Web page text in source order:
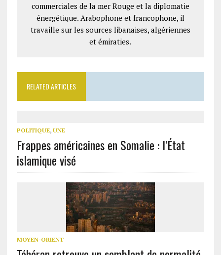
commerciales de la mer Rouge et la diplomatie
énergétique. Arabophone et francophone, il
travaille sur les sources libanaises, algériennes
et émiraties.
RELATED ARTICLES
POLITIQUE, UNE
Frappes américaines en Somalie : l’État
islamique visé
MOYEN-ORIENT